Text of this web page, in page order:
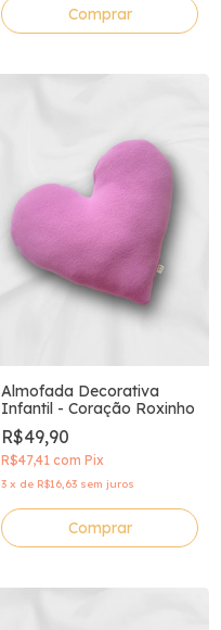
Almofada Decorativa
Infantil - Coração Roxinho
R$49,90
R$47,41 com Pix
3 x de R$16,63 sem juros